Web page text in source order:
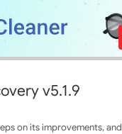
v5.1.9
on its improvements,